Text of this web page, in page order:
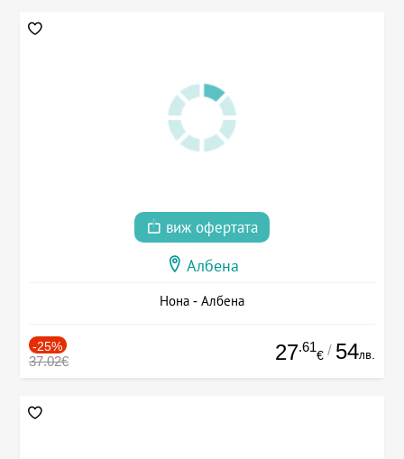
виж офертата
Албена
Нона - Албена
-25%
37.02€ 27.61
€ / 54лв.